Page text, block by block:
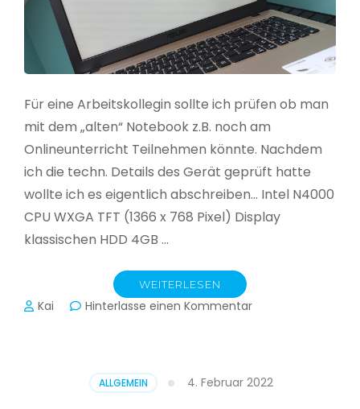
Für eine Arbeitskollegin sollte ich prüfen ob man
mit dem „alten“ Notebook z.B. noch am
Onlineunterricht Teilnehmen könnte. Nachdem
ich die techn. Details des Gerät geprüft hatte
wollte ich es eigentlich abschreiben… Intel N4000
CPU WXGA TFT (1366 x 768 Pixel) Display
klassischen HDD 4GB …
WEITERLESEN
Kai Hinterlasse einen Kommentarzu
ALLGEMEIN 4. Februar 2022